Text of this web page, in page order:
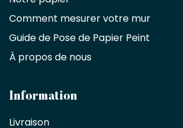
Décorateurs
d'intérieur,
designers
architectes
d'une
Comment mesurer votre mur
Guide de Pose de Papier Peint
À propos de nous
Information
Livraison